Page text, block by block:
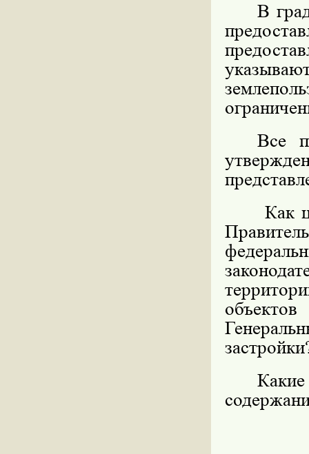
В
Все
Как
объектов